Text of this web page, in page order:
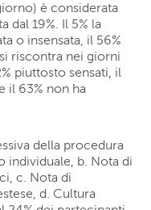
è considerata
dal 19%. Il 5% la
o insensata, il 56%
riscontra nei giorni
piuttosto sensati, il
il 63% non ha
della procedura
individuale, b. Nota di
c. Nota di
d. Cultura